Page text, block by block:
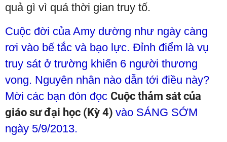
quả gì vì quá thời gian truy tố.
Cuộc đời của Amy dường như ngày càng
rơi vào bế tắc và bạo lực. Đỉnh điểm là vụ
truy sát ở trường khiến 6 người thương
vong. Nguyên nhân nào dẫn tới điều này?
Mời các bạn đón đọc Cuộc thảm sát của
giáo sư đại học (Kỳ 4) vào SÁNG SỚM
ngày 5/9/2013.